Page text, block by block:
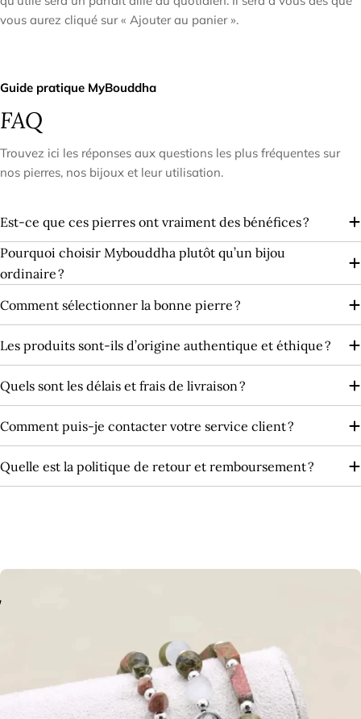
vous aurez cliqué sur « Ajouter au panier ».
Guide pratique MyBouddha
FAQ
Trouvez ici les réponses aux questions les plus fréquentes sur
nos pierres, nos bijoux et leur utilisation.
Est-ce que ces pierres ont vraiment des bénéfices ?
Pourquoi choisir Mybouddha plutôt qu’un bijou
ordinaire ?
Comment sélectionner la bonne pierre ?
Les produits sont‑ils d’origine authentique et éthique ?
Quels sont les délais et frais de livraison ?
Comment puis-je contacter votre service client ?
Quelle est la politique de retour et remboursement ?